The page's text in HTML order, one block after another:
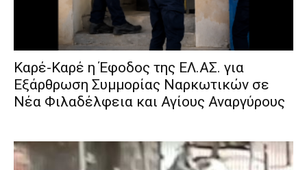
Καρέ-Καρέ η Έφοδος της ΕΛ.ΑΣ. για
Εξάρθρωση Συμμορίας Ναρκωτικών σε
Νέα Φιλαδέλφεια και Αγίους Αναργύρους